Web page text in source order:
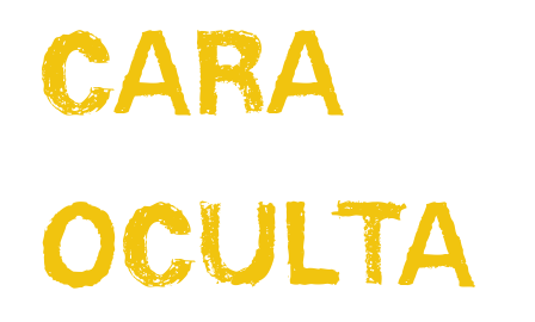
CARA
OCULTA.